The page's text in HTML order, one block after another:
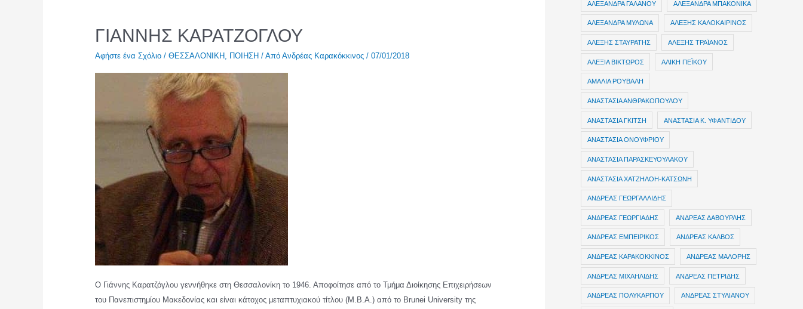
ΓΙΑΝΝΗΣ ΚΑΡΑΤΖΟΓΛΟΥ
Αφήστε ένα Σχόλιο / ΘΕΣΣΑΛΟΝΙΚΗ, ΠΟΙΗΣΗ/ Από Ανδρέας Καρακόκκινος / 07/01/2018
Ο Γιάννης Καρατζόγλου γεννήθηκε στη Θεσσαλονίκη το 1946. Αποφοίτησε από το Τμήμα Διοίκησης Επιχειρήσεων
του Πανεπιστημίου Μακεδονίας και είναι κάτοχος μεταπτυχιακού τίτλου (Μ.Β.Α.) από το Brunei University της
ΑΛΕΞΑΝΔΡΑ ΓΑΛΑΝΟΥ ΑΛΕΞΑΝΔΡΑ ΜΠΑΚΟΝΙΚΑ
ΑΛΕΞΑΝΔΡΑ ΜΥΛΩΝΑ ΑΛΕΞΗΣ ΚΑΛΟΚΑΙΡΙΝΟΣ
ΑΛΕΞΗΣ ΣΤΑΥΡΑΤΗΣ ΑΛΕΞΗΣ ΤΡΑΪΑΝΟΣ
ΑΛΕΞΙΑ ΒΙΚΤΩΡΟΣ ΑΛΙΚΗ ΠΕΪΚΟΥ
ΑΜΑΛΙΑ ΡΟΥΒΑΛΗ
ΑΝΑΣΤΑΣΙΑ ΑΝΘΡΑΚΟΠΟΥΛΟΥ
ΑΝΑΣΤΑΣΙΑ ΓΚΙΤΣΗ ΑΝΑΣΤΑΣΙΑ Κ. ΥΦΑΝΤΙΔΟΥ
ΑΝΑΣΤΑΣΙΑ ΟΝΟΥΦΡΙΟΥ
ΑΝΑΣΤΑΣΙΑ ΠΑΡΑΣΚΕΥΟΥΛΑΚΟΥ
ΑΝΑΣΤΑΣΙΑ ΧΑΤΖΗΛΟΗ-ΚΑΤΣΩΝΗ
ΑΝΔΡΕΑΣ ΓΕΩΡΓΑΛΛΙΔΗΣ
ΑΝΔΡΕΑΣ ΓΕΩΡΓΙΑΔΗΣ ΑΝΔΡΕΑΣ ΔΑΒΟΥΡΛΗΣ
ΑΝΔΡΕΑΣ ΕΜΠΕΙΡΙΚΟΣ ΑΝΔΡΕΑΣ ΚΑΛΒΟΣ
ΑΝΔΡΕΑΣ ΚΑΡΑΚΟΚΚΙΝΟΣ ΑΝΔΡΕΑΣ ΜΑΛΟΡΗΣ
ΑΝΔΡΕΑΣ ΜΙΧΑΗΛΙΔΗΣ ΑΝΔΡΕΑΣ ΠΕΤΡΙΔΗΣ
ΑΝΔΡΕΑΣ ΠΟΛΥΚΑΡΠΟΥ ΑΝΔΡΕΑΣ ΣΤΥΛΙΑΝΟΥ